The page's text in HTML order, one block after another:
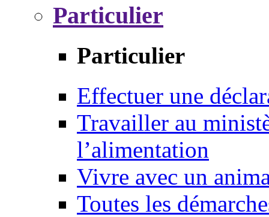
Particulier
Particulier
Effectuer une
Travailler au
l’alimentation
Vivre avec un
Toutes les